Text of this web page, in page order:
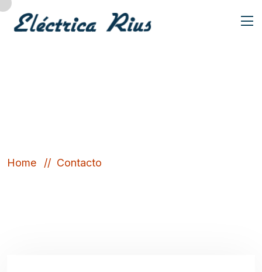
Home Contacto